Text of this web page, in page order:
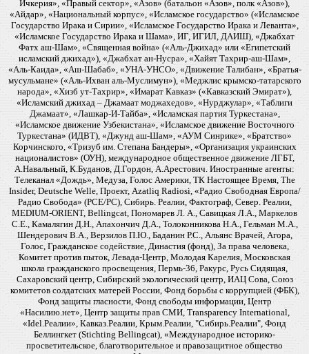
Ичкерия», «Правый сектор», «Азов» (батальон «Азов», полк «Азов»),
«Айдар», «Национальный корпус», «Исламское государство» («Исламское
Государство Ирака и Сирии», «Исламское Государство Ирака и Леванта»,
«Исламское Государство Ирака и Шама», ИГ, ИГИЛ, ДАИШ), «Джабхат
Фатх аш-Шам», «Священная война» («Аль-Джихад» или «Египетский
исламский джихад»), «Джабхат ан-Нусра», «Хайят Тахрир-аш-Шам»,
«Аль-Каида», «Аш-Шабаб», «УНА-УНСО», «Движение Талибан», «Братья-
мусульмане» («Аль-Ихван аль-Муслимун»), «Меджлис крымско-татарского
народа», «Хизб ут-Тахрир», «Имарат Кавказ» («Кавказский Эмират»),
«Исламский джихад – Джамаат моджахедов», «Нурджулар», «Таблиги
Джамаат», «Лашкар-И-Тайба», «Исламская партия Туркестана»,
«Исламское движение Узбекистана», «Исламское движение Восточного
Туркестана» (ИДВТ), «Джунд аш-Шам», «АУМ Синрике», «Братство»
Корчинского, «Тризуб им. Степана Бандеры», «Организация украинских
националистов» (ОУН), международное общественное движение ЛГБТ,
А.Навальный, К.Буданов, Д.Гордон, А.Арестович. Иностранные агенты:
Телеканал «Дождь», Медуза, Голос Америки, ТК Настоящее Время, The
Insider, Deutsche Welle, Проект, Azatliq Radiosi, «Радио Свободная Европа/
Радио Свобода» (PCE/PC), Сибирь. Реалии, Фактограф, Север. Реалии,
MEDIUM-ORIENT, Bellingcat, Пономарев Л. А., Савицкая Л.А., Маркелов
С.Е., Камалягин Д.Н., Апахончич Д.А., Толоконникова Н.А., Гельман М.А.,
Шендерович В.А., Верзилов П.Ю., Баданин Р.С., Альянс Врачей, Агора,
Голос, Гражданское содействие, Династия (фонд), За права человека,
Комитет против пыток, Левада-Центр, Молодая Карелия, Московская
школа гражданского просвещения, Пермь-36, Ракурс, Русь Сидящая,
Сахаровский центр, Сибирский экологический центр, ИАЦ Сова, Союз
комитетов солдатских матерей России, Фонд борьбы с коррупцией (ФБК),
Фонд защиты гласности, Фонд свободы информации, Центр
«Насилию.нет», Центр защиты прав СМИ, Transparency International,
«Idel.Реалии», Кавказ.Реалии, Крым.Реалии, "Сибирь.Реалии", Фонд
Беллингкет (Stichting Bellingcat), «Международное историко-
просветительское, благотворительное и правозащитное общество